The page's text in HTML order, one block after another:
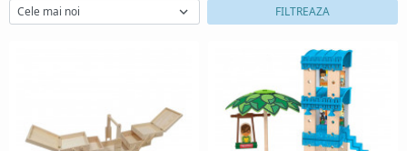
FILTREAZA